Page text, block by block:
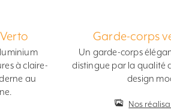
à claire-
au
Garde-corps
Un garde-corps
distingue par la qualité
design
Nos